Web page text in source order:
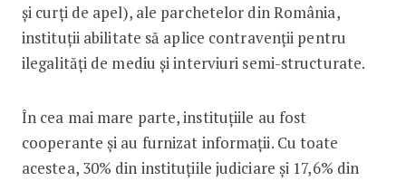
și curți de apel), ale parchetelor din România,
instituții abilitate să aplice contravenții pentru
ilegalități de mediu și interviuri semi-structurate.
În cea mai mare parte, instituțiile au fost
cooperante și au furnizat informații. Cu toate
acestea, 30% din instituțiile judiciare și 17,6% din